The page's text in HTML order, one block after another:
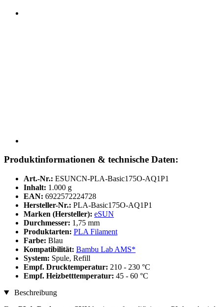
Produktinformationen & technische Daten:
Art.-Nr.: ESUNCN-PLA-Basic175O-AQ1P1
Inhalt: 1.000 g
EAN: 6922572224728
Hersteller-Nr.: PLA-Basic175O-AQ1P1
Marken (Hersteller): eSUN
Durchmesser: 1,75 mm
Produktarten: PLA Filament
Farbe: Blau
Kompatibilität: Bambu Lab AMS*
System: Spule, Refill
Empf. Drucktemperatur: 210 - 230 °C
Empf. Heizbetttemperatur: 45 - 60 °C
Beschreibung